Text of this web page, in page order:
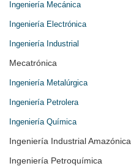
Ingeniería Mecánica
Ingeniería Electrónica
Ingeniería Industrial
Mecatrónica
Ingeniería Metalúrgica
Ingeniería Petrolera
Ingeniería Química
Ingeniería Industrial Amazónica
Ingeniería Petroquímica